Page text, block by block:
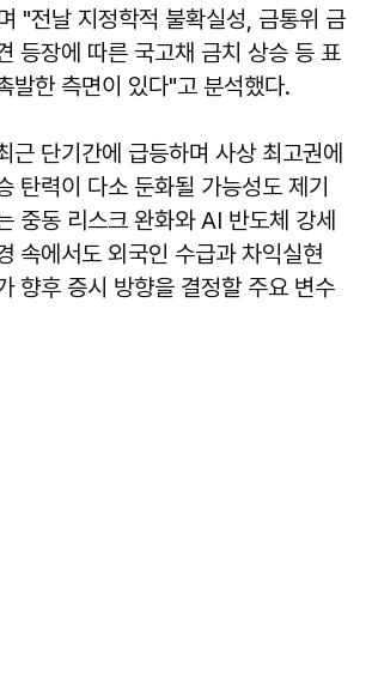
"전날 지정학적 불확실성, 금통위 금
등장에 따른 국고채 금치 상승 등 표
발한 측면이 있다"고 분석했다.
근 단기간에 급등하며 사상 최고권에
탄력이 다소 둔화될 가능성도 제기
중동 리스크 완화와 AI 반도체 강세
속에서도 외국인 수급과 차익실현
향후 증시 방향을 결정할 주요 변수